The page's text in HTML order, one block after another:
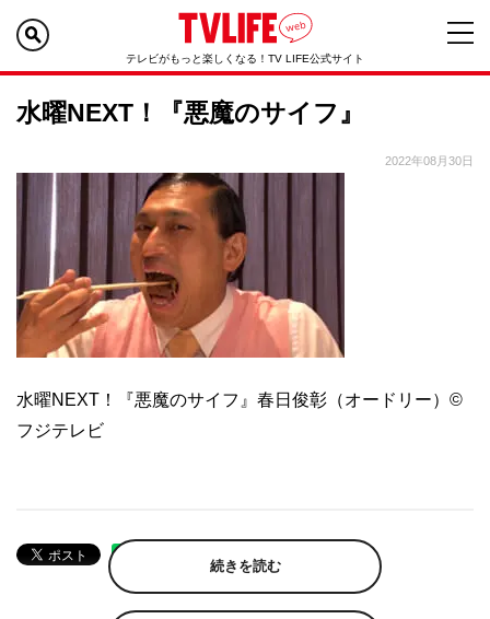
テレビがもっと楽しくなる！TV LIFE公式サイト
水曜NEXT！『悪魔のサイフ』
2022年08月30日
水曜NEXT！『悪魔のサイフ』春日俊彰（オードリー）©
フジテレビ
続きを読む